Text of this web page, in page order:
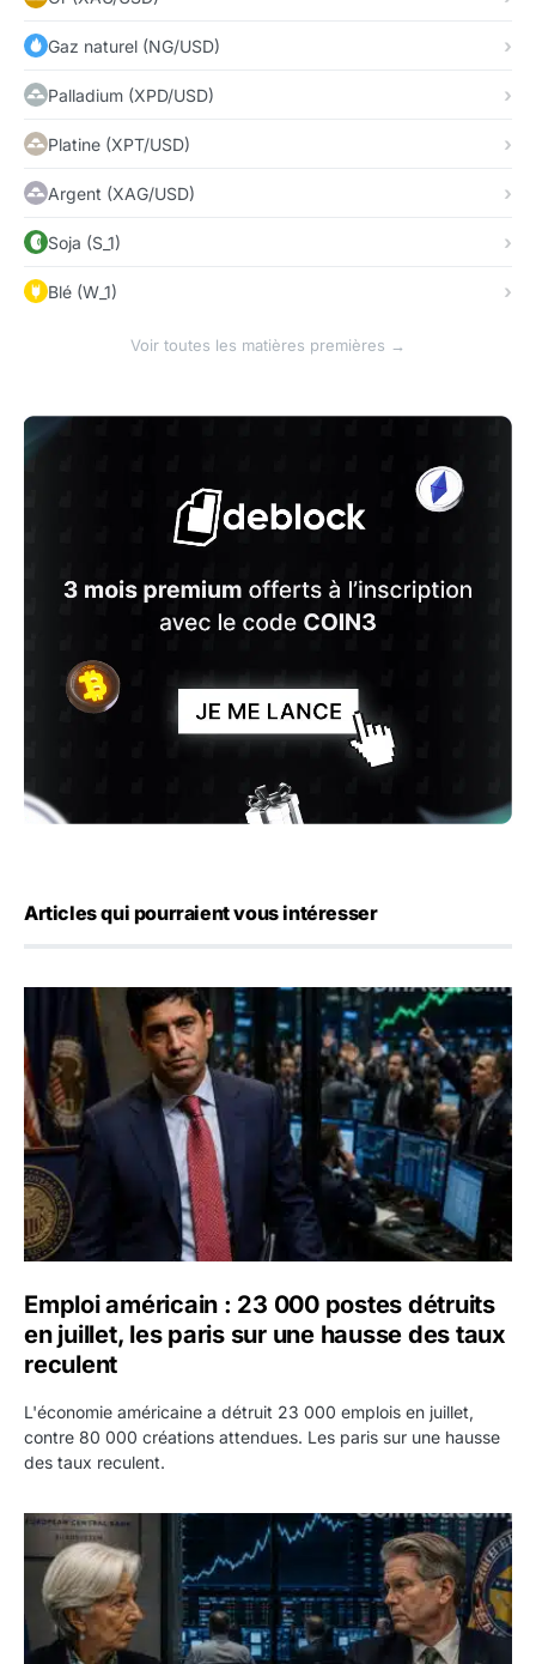
Gaz naturel (NG/USD)
Palladium (XPD/USD)
Platine (XPT/USD)
Argent (XAG/USD)
Soja (S_1)
Blé (W_1)
Voir toutes les matières premières →
Articles qui pourraient vous intéresser
Emploi américain : 23 000 postes détruits en juillet, les
Emploi américain : 23 000 postes détruits
en juillet, les paris sur une hausse des taux
reculent
L'économie américaine a détruit 23 000 emplois en juillet,
contre 80 000 créations attendues. Les paris sur une hausse
des taux reculent.
Yen : Washington a vendu des euros sans prévenir la